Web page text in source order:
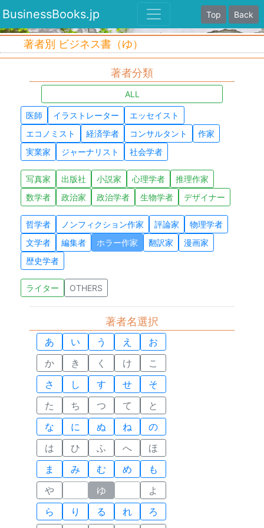
BusinessBooks.jp Top Back
著者別 ビジネス書（ゆ）
著者分類
ALL
医師 イラストレーター
エッセイスト
エコノミスト
経済学者 コンサルタント
作家
実業家
ジャーナリスト 社会学者
写真家 出版社 小説家 心理学者
推理作家
数学者
政治家 政治学者 生物学者 デザイナー
哲学者 ノンフィクション作家 評論家
物理学者
文学者
編集者 ホラー作家 翻訳家
漫画家
歴史学者
ライター OTHERS
著者名選択
あ い う え
お
か
き く け
こ
さ
し す せ
そ
た
ち つ て
と
な
に ぬ ね
の
は
ひ ふ へ
ほ
ま
み む め
も
や
ゆ
よ
ら
り る れ
ろ